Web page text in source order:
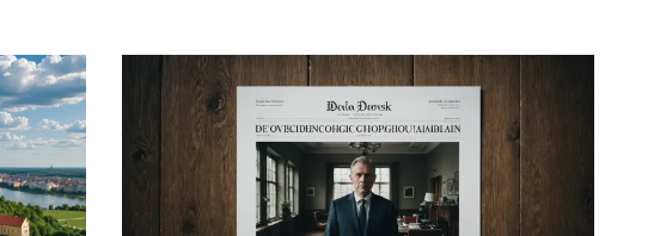
В Истре изменился порядок получения услуг ЗАГС